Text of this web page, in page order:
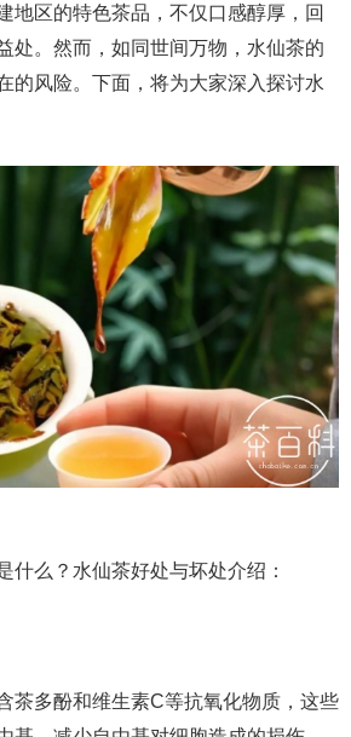
地区的特色茶品，不仅口感醇厚，回
处。然而，如同世间万物，水仙茶的
的风险。下面，将为大家深入探讨水
什么？水仙茶好处与坏处介绍：
茶多酚和维生素C等抗氧化物质，这些